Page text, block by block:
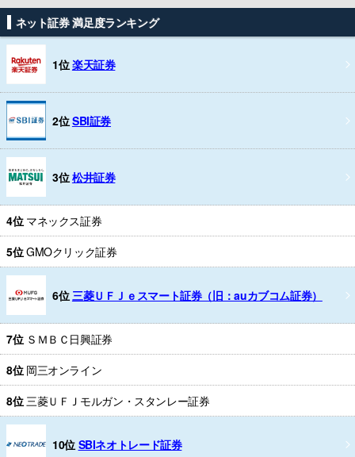
ネット証券 満足度ランキング
1位楽天証券
2位SBI証券
3位松井証券
4位 マネックス証券
5位GMOクリック証券
6位 三菱ＵＦＪｅスマート証券（旧：auカブコム証券）
7位 ＳＭＢＣ日興証券
8位 岡三オンライン
8位 三菱ＵＦＪモルガン・スタンレー証券
10位 SBIネオトレード証券